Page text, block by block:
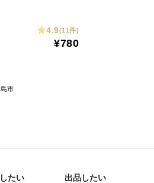
4.9(11件)
¥780
市
たい 出品したい